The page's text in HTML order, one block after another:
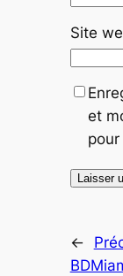
Site
et
←